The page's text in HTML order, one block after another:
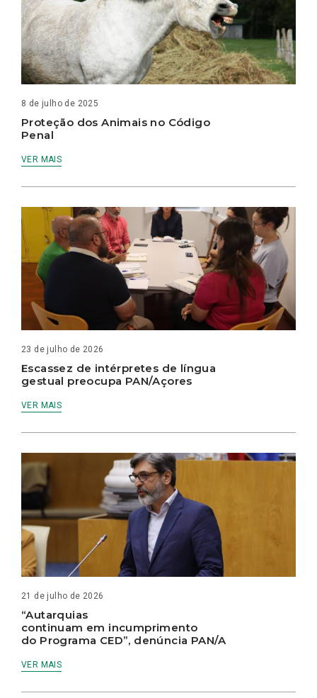
8 de julho de 2025
Proteção dos Animais no Código
Penal
VER MAIS
23 de julho de 2026
Escassez de intérpretes de língua
gestual preocupa PAN/Açores
VER MAIS
21 de julho de 2026
“Autarquias
continuam em incumprimento
do Programa CED”, denúncia PAN/A
VER MAIS